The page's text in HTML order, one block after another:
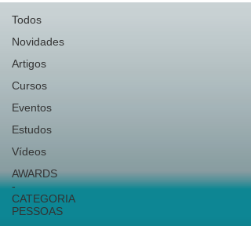
Todos
Novidades
Artigos
Cursos
Eventos
Estudos
Vídeos
AWARDS
-
CATEGORIA
PESSOAS